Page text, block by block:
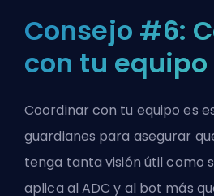
Consejo #6:
con tu equipo
Coordinar con tu equipo es
guardianes para asegurar
tenga tanta visión útil como
aplica al ADC y al bot más